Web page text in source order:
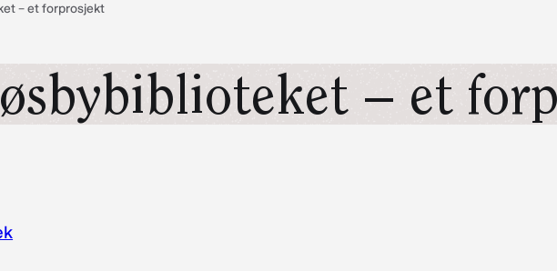
– et forprosjekt
– et